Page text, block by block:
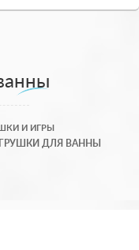
И ИГРЫ
ДЛЯ ВАННЫ